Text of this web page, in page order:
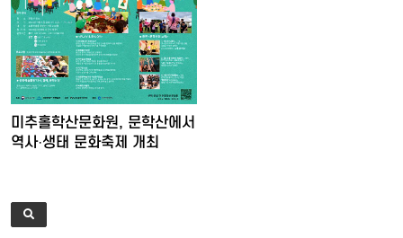
미추홀학산문화원, 문학산에서
역사·생태 문화축제 개최